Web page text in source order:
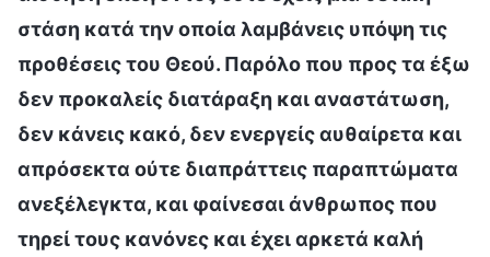
στάση κατά την οποία λαμβάνεις υπόψη τις
προθέσεις του Θεού. Παρόλο που προς τα έξω
δεν προκαλείς διατάραξη και αναστάτωση,
δεν κάνεις κακό, δεν ενεργείς αυθαίρετα και
απρόσεκτα ούτε διαπράττεις παραπτώματα
ανεξέλεγκτα, και φαίνεσαι άνθρωπος που
τηρεί τους κανόνες και έχει αρκετά καλή